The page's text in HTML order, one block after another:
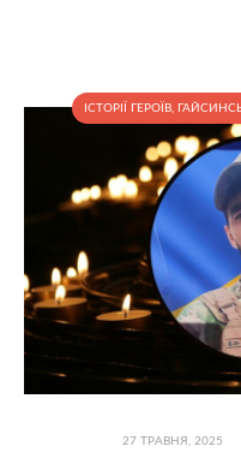
ІСТОРІЇ ГЕРОЇВ
27 ТРАВНЯ, 2025